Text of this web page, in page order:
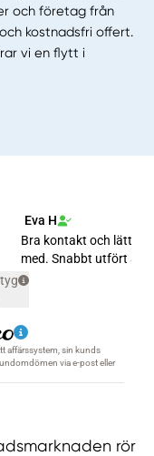
och företag från
kostnadsfri offert.
vi en flytt i
rör